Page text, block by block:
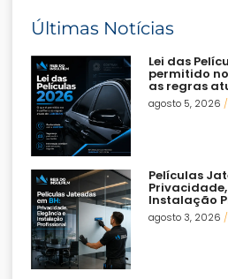
Últimas Notícias
Lei das
permitido
as regras
agosto 5, 2026
Películas
Instalação
agosto 3, 2026